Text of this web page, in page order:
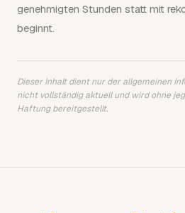
genehmigten Stunden statt mit
beginnt.
Dieser Inhalt dient nur der allgemeinen
nicht vollständig aktuell und wird ohne
Haftung bereitgestellt.